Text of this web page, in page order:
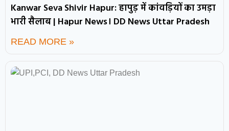
Kanwar Seva Shivir Hapur: हापुड़ में कांवड़ियों का उमड़ा
भारी सैलाब | Hapur News। DD News Uttar Pradesh
READ MORE »